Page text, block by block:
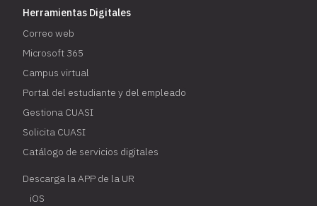
Herramientas Digitales
Correo web
Microsoft 365
Campus virtual
Portal del estudiante y del empleado
Gestiona CUASI
Solicita CUASI
Catálogo de servicios digitales
Descarga la APP de la UR
iOS